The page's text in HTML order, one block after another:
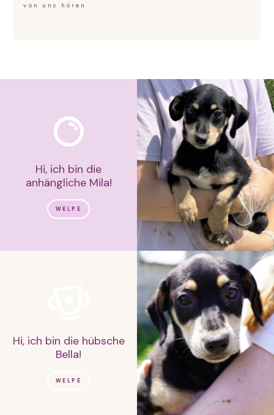
von uns hören
Hi, ich bin die
anhängliche Mila!
WELPE
Hi, ich bin die hübsche
Bella!
WELPE